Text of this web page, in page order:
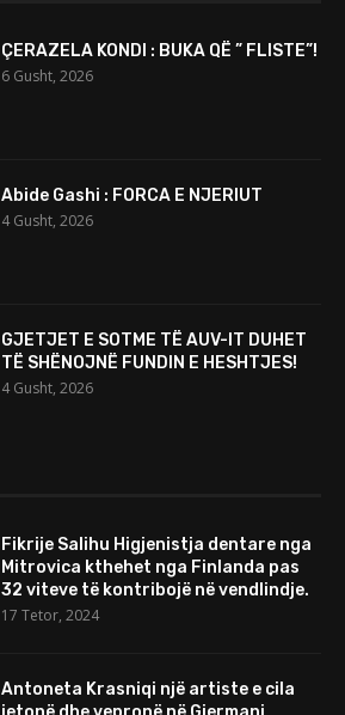
ÇERAZELA KONDI : BUKA QË ” FLISTE”!
6 Gusht, 2026
Abide Gashi : FORCA E NJERIUT
4 Gusht, 2026
GJETJET E SOTME TË AUV-IT DUHET
TË SHËNOJNË FUNDIN E HESHTJES!
4 Gusht, 2026
Fikrije Salihu Higjenistja dentare nga
Mitrovica kthehet nga Finlanda pas
32 viteve të kontribojë në vendlindje.
17 Tetor, 2024
Antoneta Krasniqi një artiste e cila